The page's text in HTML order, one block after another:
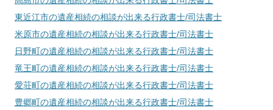
東近江市の遺産相続の相談が出来る行政書士/司法書士
米原市の遺産相続の相談が出来る行政書士/司法書士
日野町の遺産相続の相談が出来る行政書士/司法書士
竜王町の遺産相続の相談が出来る行政書士/司法書士
愛荘町の遺産相続の相談が出来る行政書士/司法書士
豊郷町の遺産相続の相談が出来る行政書士/司法書士